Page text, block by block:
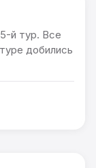
й тур. Все
добились